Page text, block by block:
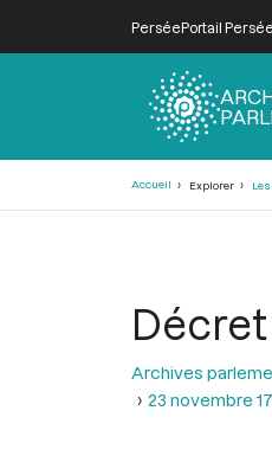
PerséePortail Persée
Accueil Explorer
Archives
23 novembre